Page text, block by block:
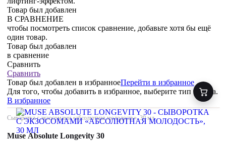
Товар был добавлен
В СРАВНЕНИЕ
чтобы посмотреть список сравнение, добавьте хотя бы ещё
один товар.
Товар был добавлен
в сравнение
Сравнить
Сравнить
Товар был добавлен в избранноеПерейти в избранное
Для того, чтобы добавить в избранное, выберите тип товара.
В избранное
Сыворотка с экзосомами «абсолютная молодость», 30 мл
Muse Absolute Longevity 30